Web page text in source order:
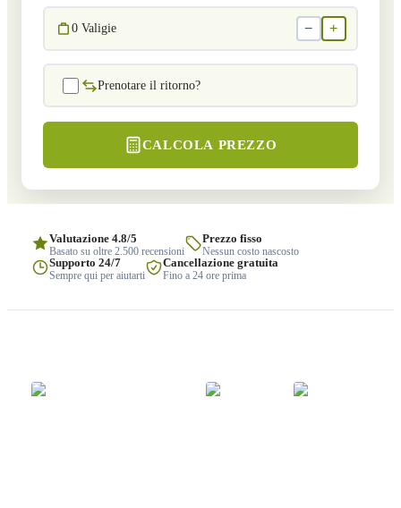
0 Valigie − +
Prenotare il ritorno?
CALCOLA PREZZO
Valutazione 4.8/5
Basato su oltre 2.500 recensioni
Prezzo fisso
Nessun costo nascosto
Supporto 24/7
Sempre qui per aiutarti
Cancellazione gratuita
Fino a 24 ore prima